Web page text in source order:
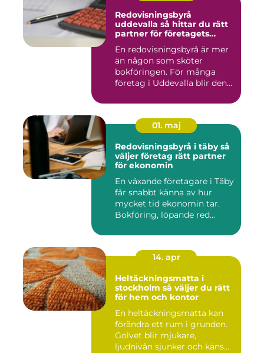
Redovisningsbyrå
uddevalla så hittar du rätt
partner för företagets
En redovisningsbyrå är mer
än någon som sköter
bokföringen. För många
företag i Uddevalla blir den
01. maj
Redovisningsbyrå i täby så
väljer företag rätt partner
för ekonomin
En växande företagare i Täby
får snabbt känna av hur
mycket tid ekonomin tar.
Bokföring, löpande red...
14. apr
Heltäckningsmatta i
stockholm så väljer du rätt
för hem och kontor
En heltäckningsmatta kan
förändra ett rum i grunden.
Golvet blir mjukare,
ljudnivån sjunker och käns...